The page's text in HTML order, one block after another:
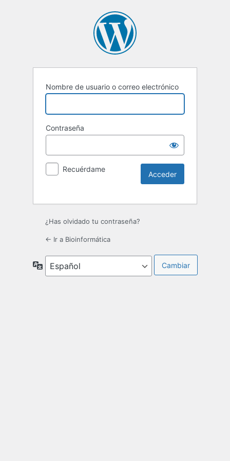
Nombre de usuario o correo electrónico
Contraseña
Recuérdame
¿Has olvidado tu contraseña?
← Ir a Bioinformática
Idioma